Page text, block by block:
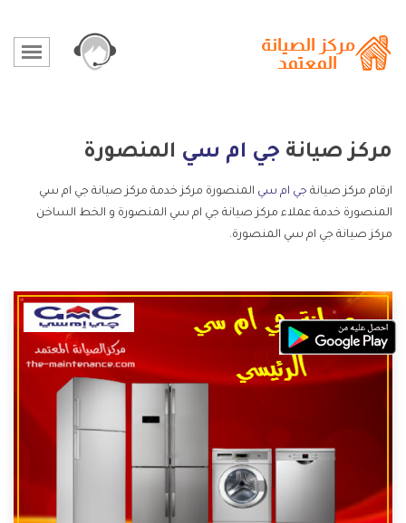
مركز صيانة جي ام سي المنصورة
ارقام مركز صيانة جي ام سي المنصورة مركز خدمة مركز صيانة جي ام سي
المنصورة خدمة عملاء مركز صيانة جي ام سي المنصورة و الخط الساخن
مركز صيانة جي ام سي المنصورة.